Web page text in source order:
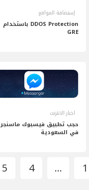
إستضافة المواقع
DDOS Protection باستخدام
GRE
اخبار الانترنت
حجب تطبيق فيسبوك ماسنجر
في السعودية
1
…
4
5